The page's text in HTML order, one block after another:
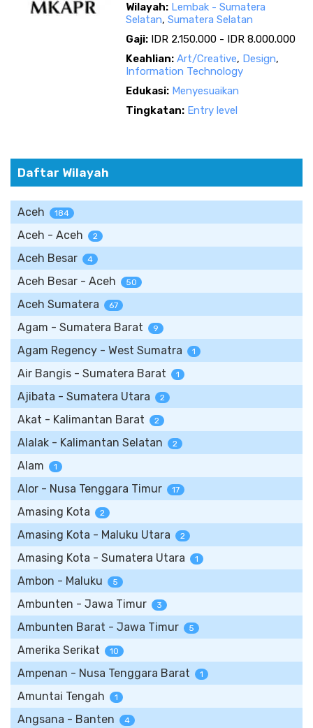
Wilayah: Lembak - Sumatera
Selatan, Sumatera Selatan
Gaji: IDR 2.150.000 - IDR 8.000.000
Keahlian: Art/Creative, Design,
Information Technology
Edukasi: Menyesuaikan
Tingkatan: Entry level
Daftar Wilayah
Aceh 184
Aceh - Aceh 2
Aceh Besar 4
Aceh Besar - Aceh 50
Aceh Sumatera 67
Agam - Sumatera Barat 9
Agam Regency - West Sumatra 1
Air Bangis - Sumatera Barat 1
Ajibata - Sumatera Utara 2
Akat - Kalimantan Barat 2
Alalak - Kalimantan Selatan 2
Alam 1
Alor - Nusa Tenggara Timur 17
Amasing Kota 2
Amasing Kota - Maluku Utara 2
Amasing Kota - Sumatera Utara 1
Ambon - Maluku 5
Ambunten - Jawa Timur 3
Ambunten Barat - Jawa Timur 5
Amerika Serikat 10
Ampenan - Nusa Tenggara Barat 1
Amuntai Tengah 1
Angsana - Banten 4